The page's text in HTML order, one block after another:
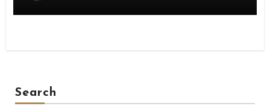
Search